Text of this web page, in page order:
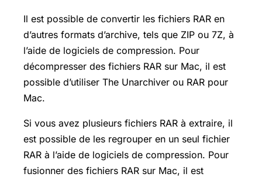
Il est possible de convertir les fichiers RAR en
d’autres formats d’archive, tels que ZIP ou 7Z, à
l’aide de logiciels de compression. Pour
décompresser des fichiers RAR sur Mac, il est
possible d’utiliser The Unarchiver ou RAR pour
Mac.
Si vous avez plusieurs fichiers RAR à extraire, il
est possible de les regrouper en un seul fichier
RAR à l’aide de logiciels de compression. Pour
fusionner des fichiers RAR sur Mac, il est